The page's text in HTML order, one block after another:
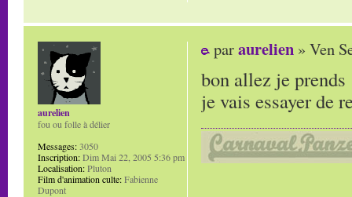
paraurelien » Ven
bon allez je
je vais essayer de
aurelien
fou ou folle à délier
Messages:3050
Inscription:Dim Mai 22, 2005 5:36 pm
Localisation:Pluton
Film d'animation culte:Fabienne
Dupont